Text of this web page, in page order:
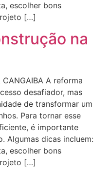
escolher bons
[…]
na
CANGAIBA A reforma
desafiador, mas
de transformar um
Para tornar esse
é importante
Algumas dicas incluem:
escolher bons
[…]